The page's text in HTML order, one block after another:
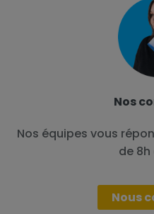
Nos
Nos équipes vous
de 8h
Nous